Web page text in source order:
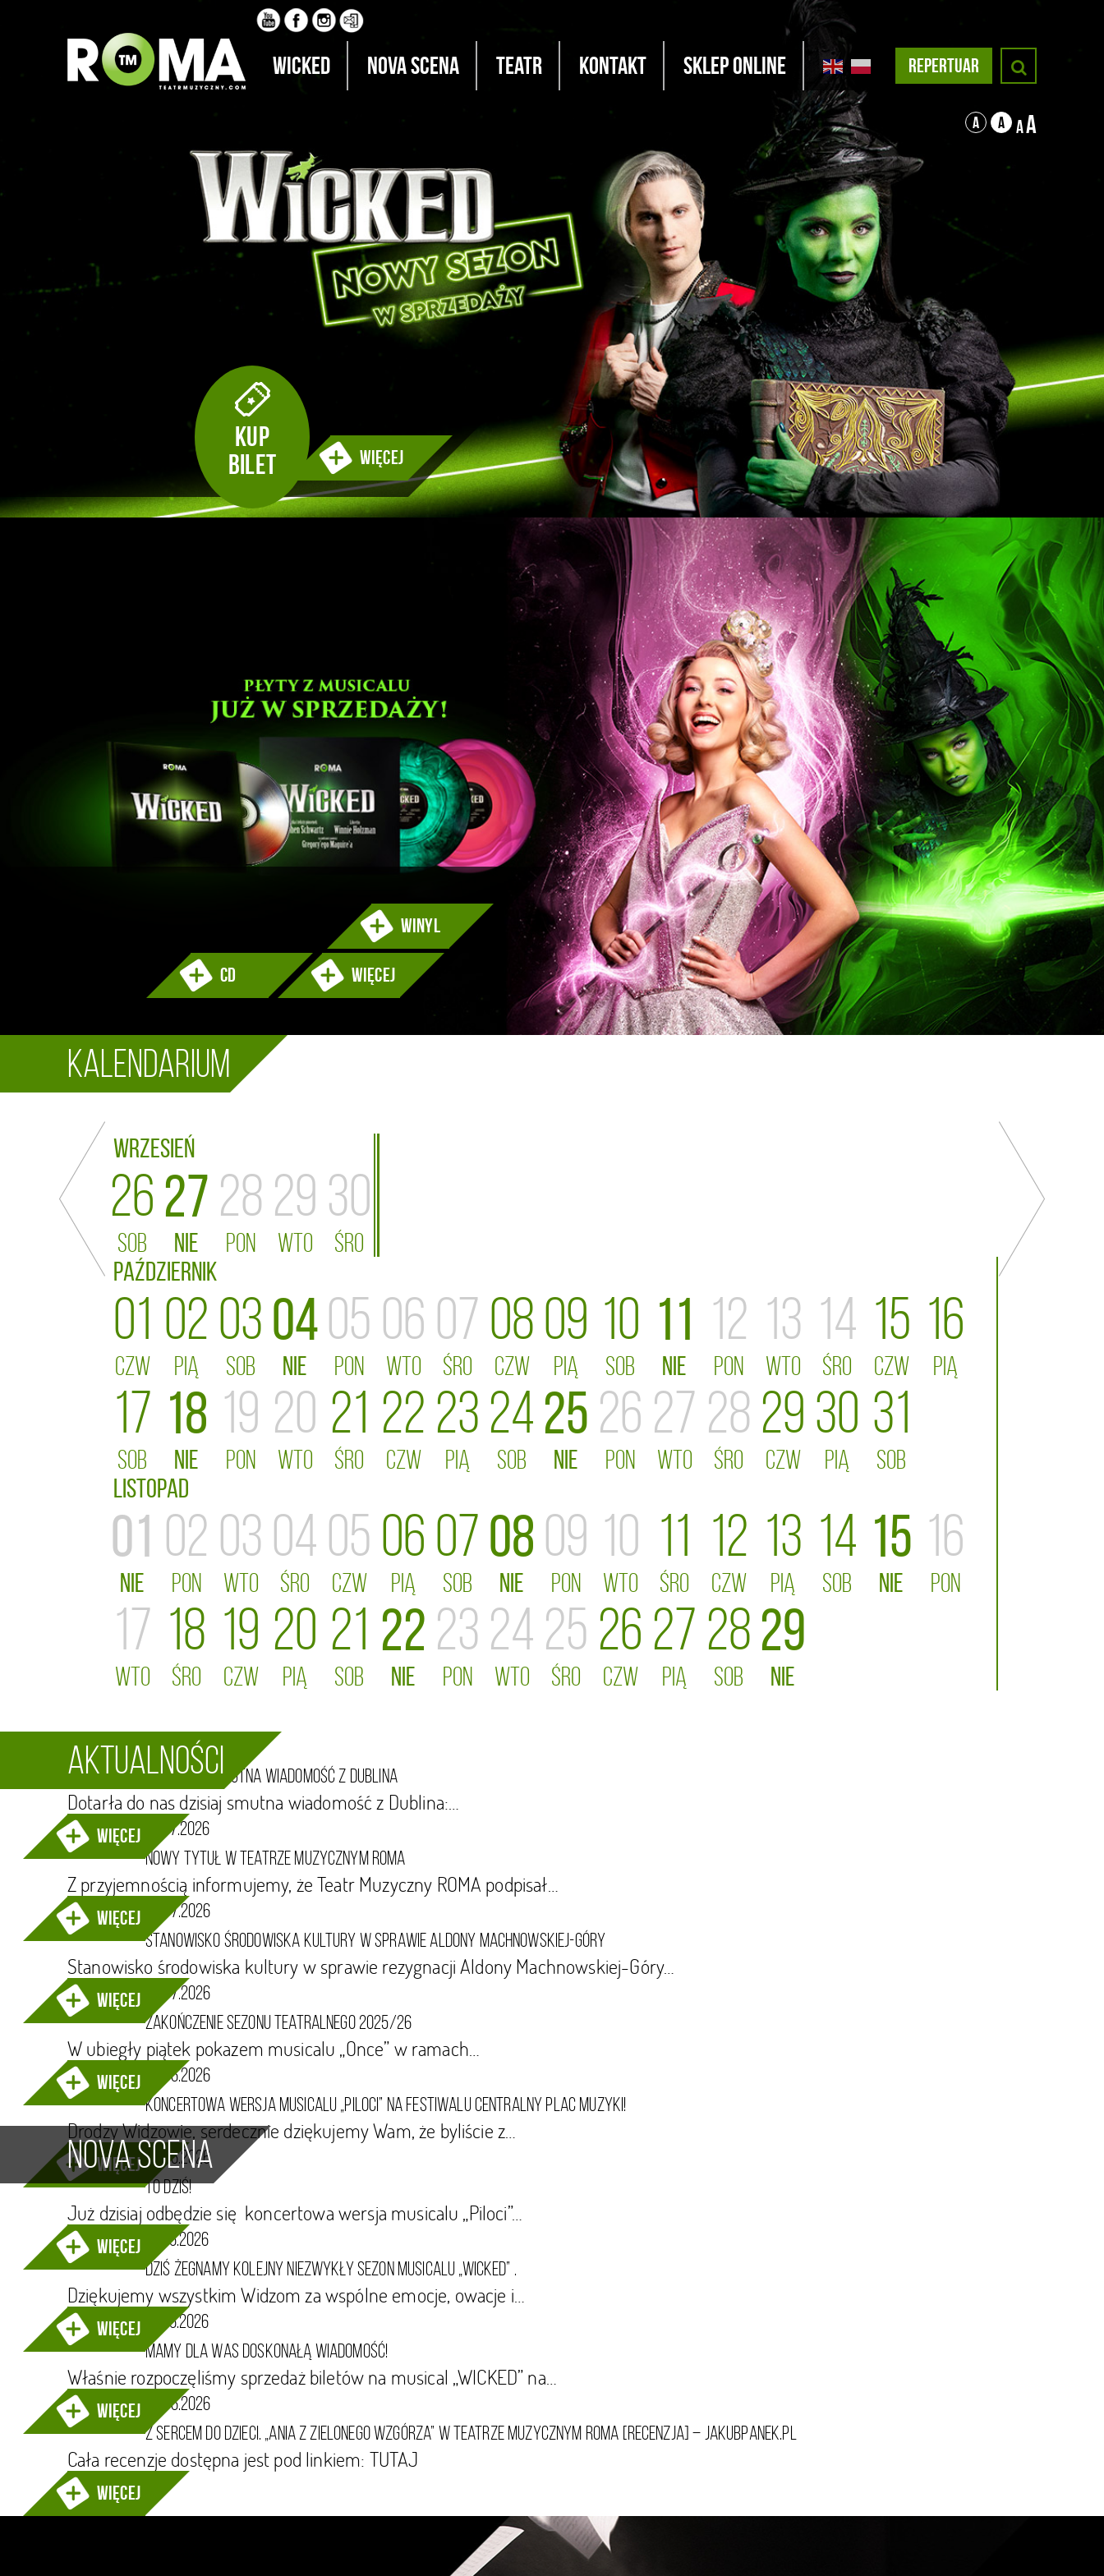
Wicked Nova Scena Teatr Kontakt Sklep Online REPERTUAR
A A AA
KUP
BILET
więcej
CD więcej
WINYL
Kalendarium
Wrzesień
26
SOB
27
NIE
28
PON
29
WTO
30
ŚRO
Październik
01
CZW
02
PIĄ
03
SOB
04
NIE
05
PON
06
WTO
07
ŚRO
08
CZW
09
PIĄ
10
SOB
11
NIE
12
PON
13
WTO
14
ŚRO
15
CZW
16
PIĄ
17
SOB
18
NIE
19
PON
20
WTO
21
ŚRO
22
CZW
23
PIĄ
24
SOB
25
NIE
26
PON
27
WTO
28
ŚRO
29
CZW
30
PIĄ
31
SOB
Listopad
01
NIE
02
PON
03
WTO
04
ŚRO
05
CZW
06
PIĄ
07
SOB
08
NIE
09
PON
10
WTO
11
ŚRO
12
CZW
13
PIĄ
14
SOB
15
NIE
16
PON
17
WTO
18
ŚRO
19
CZW
20
PIĄ
21
SOB
22
NIE
23
PON
24
WTO
25
ŚRO
26
CZW
27
PIĄ
28
SOB
29
NIE
Aktualności
29.07.2026
Dotarła do nas dzisiaj smutna wiadomość z Dublina
Dotarła do nas dzisiaj smutna wiadomość z Dublina:…
więcej
14.07.2026
Nowy tytuł w Teatrze Muzycznym Roma
Z przyjemnością informujemy, że Teatr Muzyczny ROMA podpisał…
więcej
06.07.2026
Stanowisko środowiska kultury w sprawie Aldony Machnowskiej-Góry
Stanowisko środowiska kultury w sprawie rezygnacji Aldony Machnowskiej-Góry…
więcej
06.07.2026
Zakończenie sezonu teatralnego 2025/26
W ubiegły piątek pokazem musicalu „Once” w ramach…
więcej
29.06.2026
Koncertowa wersja musicalu „Piloci” na festiwalu Centralny Plac Muzyki!
Drodzy Widzowie, serdecznie dziękujemy Wam, że byliście z…
więcej 26.06.2026
To dziś!
Już dzisiaj odbędzie się koncertowa wersja musicalu „Piloci”…
więcej
21.06.2026
Dziś żegnamy kolejny niezwykły sezon musicalu „Wicked” .
Dziękujemy wszystkim Widzom za wspólne emocje, owacje i…
więcej
18.06.2026
Mamy dla Was doskonałą wiadomość!
Właśnie rozpoczęliśmy sprzedaż biletów na musical „WICKED” na…
więcej
08.06.2026
Z sercem do dzieci. „Ania z Zielonego Wzgórza” w Teatrze Muzycznym Roma [RECENZJA] – jakubpanek.pl
Cała recenzje dostępna jest pod linkiem: TUTAJ
więcej
Nova scena